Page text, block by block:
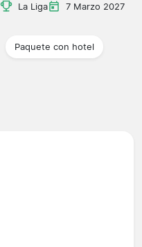
La Liga 7 Marzo 2027
Paquete con hotel